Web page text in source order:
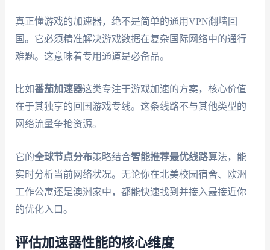
真正懂游戏的加速器，绝不是简单的通用VPN翻墙回
国。它必须精准解决游戏数据在复杂国际网络中的通行
难题。这意味着专用通道是必备品。
比如番茄加速器这类专注于游戏加速的方案，核心价值
在于其独享的回国游戏专线。这条线路不与其他类型的
网络流量争抢资源。
它的全球节点分布策略结合智能推荐最优线路算法，能
实时分析当前网络状况。无论你在北美校园宿舍、欧洲
工作公寓还是澳洲家中，都能快速找到并接入最接近你
的优化入口。
评估加速器性能的核心维度